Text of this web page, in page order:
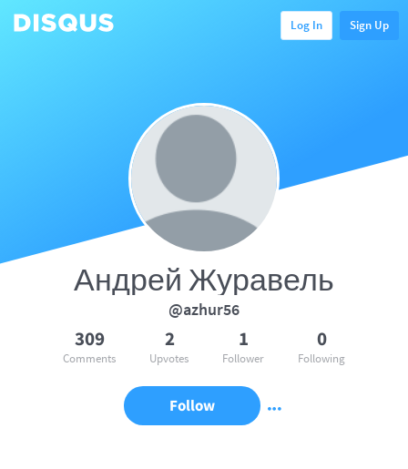
Log In Sign Up
Андрей Журавель
@azhur56
309
Comments
2
Upvotes
1
Follower
0
Following
Follow